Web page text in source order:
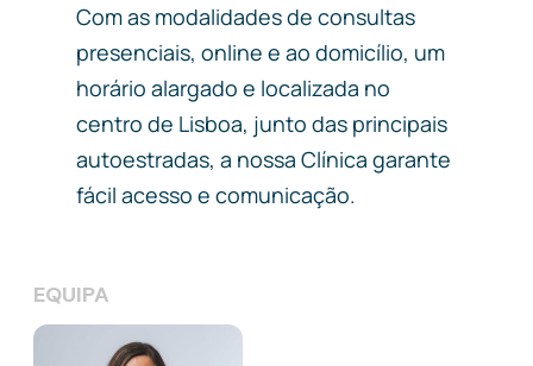
Com as modalidades de consultas
presenciais, online e ao domicílio, um
horário alargado e localizada no
centro de Lisboa, junto das principais
autoestradas, a nossa Clínica garante
fácil acesso e comunicação.
EQUIPA